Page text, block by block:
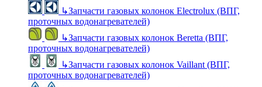
↳Запчасти газовых колонок Electrolux (ВПГ,
проточных водонагревателей)
↳Запчасти газовых колонок Beretta (ВПГ,
проточных водонагревателей)
↳Запчасти газовых колонок Vaillant (ВПГ,
проточных водонагревателей)